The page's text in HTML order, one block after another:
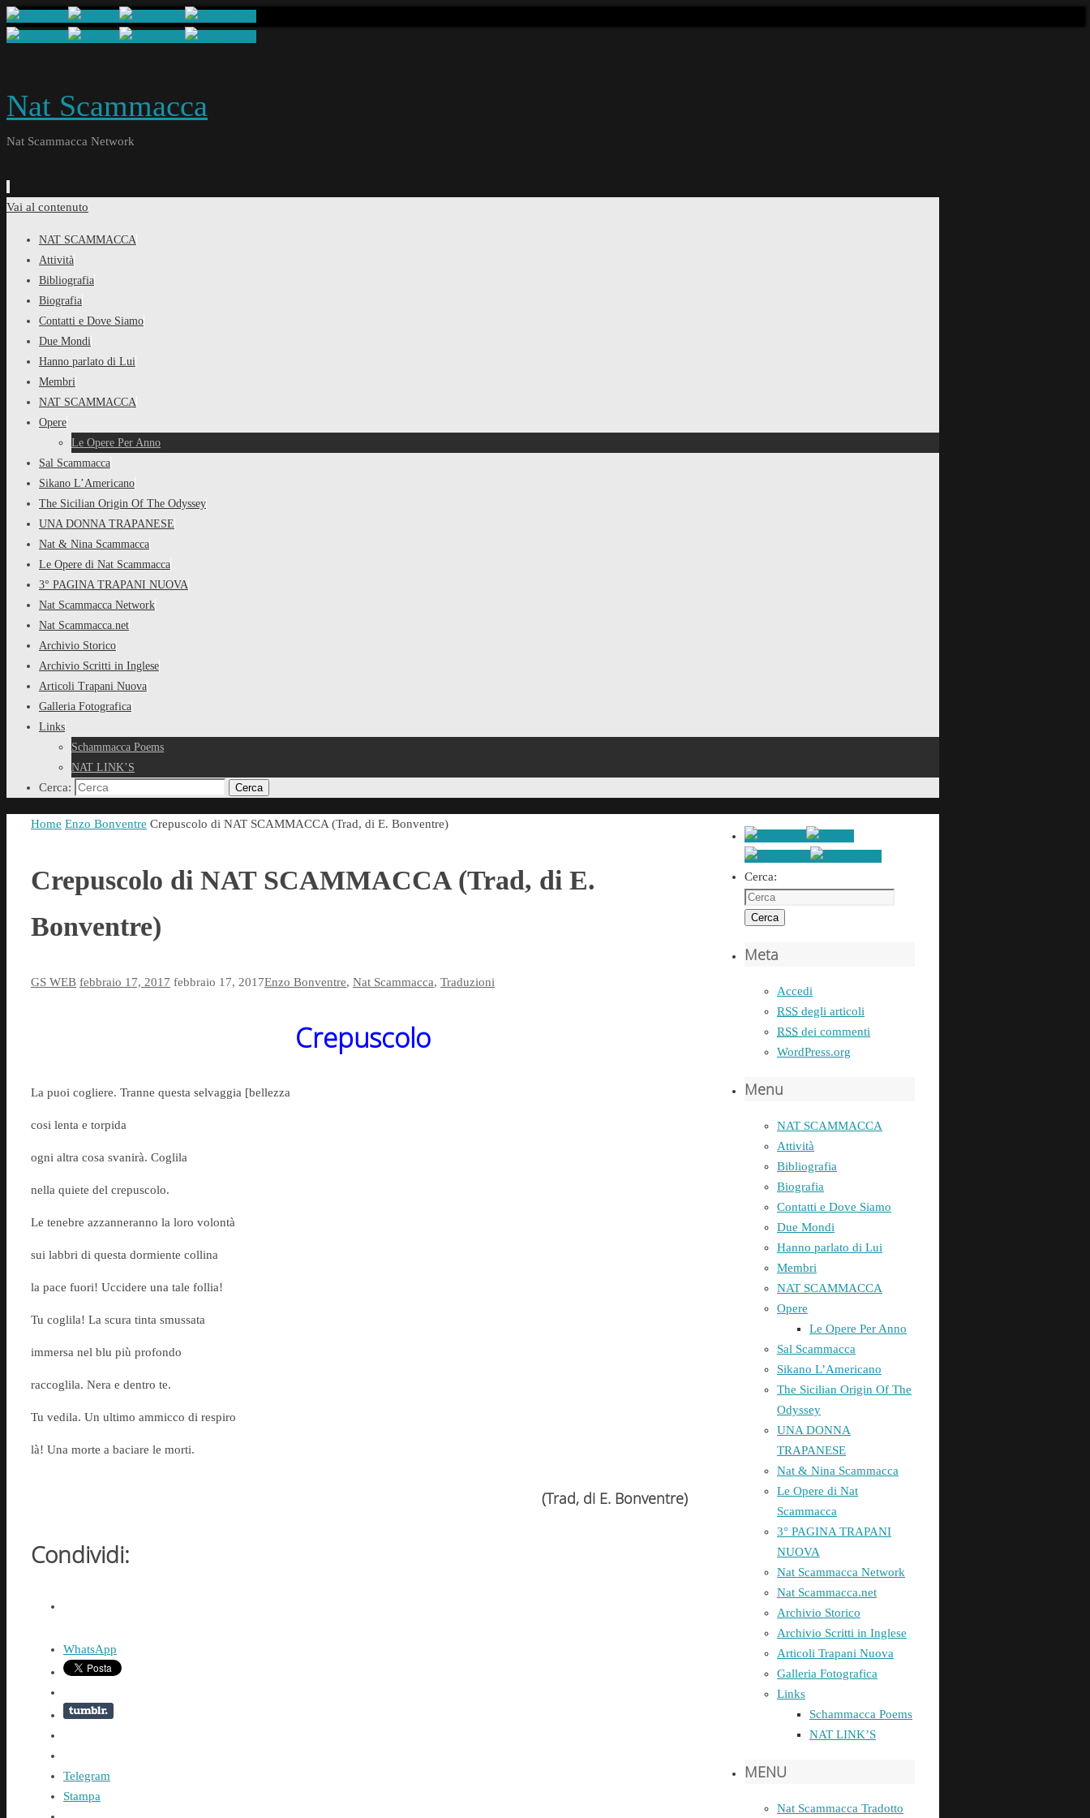
Nat Scammacca
Nat Scammacca Network
Vai al contenuto
NAT SCAMMACCA
Attività
Bibliografia
Biografia
Contatti e Dove Siamo
Due Mondi
Hanno parlato di Lui
Membri
NAT SCAMMACCA
Opere
Le Opere Per Anno
Sal Scammacca
Sikano L’Americano
The Sicilian Origin Of The Odyssey
UNA DONNA TRAPANESE
Nat & Nina Scammacca
Le Opere di Nat Scammacca
3° PAGINA TRAPANI NUOVA
Nat Scammacca Network
Nat Scammacca.net
Archivio Storico
Archivio Scritti in Inglese
Articoli Trapani Nuova
Galleria Fotografica
Links
Schammacca Poems
NAT LINK’S
Cerca: Cerca
Home Enzo Bonventre Crepuscolo di NAT SCAMMACCA (Trad, di E. Bonventre)
Crepuscolo di NAT SCAMMACCA (Trad, di E.
Bonventre)
GS WEB febbraio 17, 2017 febbraio 17, 2017Enzo Bonventre, Nat Scammacca, Traduzioni
Crepuscolo
La puoi cogliere. Tranne questa selvaggia [bellezza
cosi lenta e torpida
ogni altra cosa svanirà. Coglila
nella quiete del crepuscolo.
Le tenebre azzanneranno la loro volontà
sui labbri di questa dormiente collina
la pace fuori! Uccidere una tale follia!
Tu coglila! La scura tinta smussata
immersa nel blu più profondo
raccoglila. Nera e dentro te.
Tu vedila. Un ultimo ammicco di respiro
là! Una morte a baciare le morti.
(Trad, di E. Bonventre)
Condividi:
WhatsApp
Telegram
Stampa
Cerca:
Cerca
Meta
Accedi
RSS degli articoli
RSS dei commenti
WordPress.org
Menu
NAT SCAMMACCA
Attività
Bibliografia
Biografia
Contatti e Dove Siamo
Due Mondi
Hanno parlato di Lui
Membri
NAT SCAMMACCA
Opere
Le Opere Per Anno
Sal Scammacca
Sikano L’Americano
The Sicilian Origin Of The
Odyssey
UNA DONNA
TRAPANESE
Nat & Nina Scammacca
Le Opere di Nat
Scammacca
3° PAGINA TRAPANI
NUOVA
Nat Scammacca Network
Nat Scammacca.net
Archivio Storico
Archivio Scritti in Inglese
Articoli Trapani Nuova
Galleria Fotografica
Links
Schammacca Poems
NAT LINK’S
MENU
Nat Scammacca Tradotto